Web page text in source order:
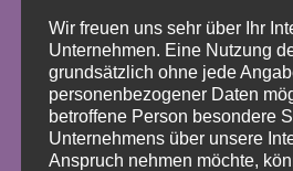
wohlfühlt. Ob beim
Takt, kleinen
kreativen
die Freude an Bewegung
liebevolle Art.
Wir freuen uns sehr über Ihr
Unternehmen. Eine Nutzung
grundsätzlich ohne jede
personenbezogener Daten
betroffene Person besondere
Unternehmens über unsere
Anspruch nehmen möchte,